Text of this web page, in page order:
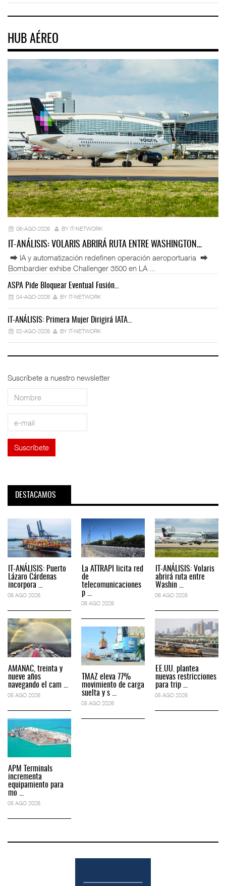
HUB AÉREO
06-AGO-2026 BY IT-NETWORK
IT-ANÁLISIS: VOLARIS ABRIRÁ RUTA ENTRE WASHINGTON…
⮕ IA y automatización redefinen operación aeroportuaria ⮕
Bombardier exhibe Challenger 3500 en LA ...
ASPA Pide Bloquear Eventual Fusión…
04-AGO-2026 BY IT-NETWORK
IT-ANÁLISIS: Primera Mujer Dirigirá IATA…
02-AGO-2026 BY IT-NETWORK
Suscríbete a nuestro newsletter
DESTACAMOS
IT-ANÁLISIS: Puerto
Lázaro Cárdenas
incorpora ...
06 AGO 2026
AMANAC, treinta y
nueve años
navegando el cam ...
05 AGO 2026
APM Terminals
incrementa
equipamiento para
mo ...
05 AGO 2026
La ATTRAPI licita red
de
telecomunicaciones
p ...
06 AGO 2026
TMAZ eleva 77%
movimiento de carga
suelta y s ...
05 AGO 2026
IT-ANÁLISIS: Volaris
abrirá ruta entre
Washin ...
06 AGO 2026
EE.UU. plantea
nuevas restricciones
para trip ...
05 AGO 2026